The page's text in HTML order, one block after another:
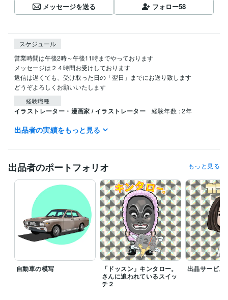
メッセージを送る フォロー58
スケジュール
営業時間は午後2時～午後11時までやっております
メッセージは２４時間お受けしております
返信は遅くても、受け取った日の「翌日」までにお送り致します
経験職種
イラストレーター・漫画家 / イラストレーター 経験年数 : 2年
受賞歴
普通自動車第一種運転免許 取得年 : 1993年
その他ツール
クリップスタジオペイント:8年
得意分野
イラスト作成・漫画制作 商用利用デフォルメ似顔絵作成いたします
アイコン SNS コミカル デフォルメ 似顔絵 グッズ販売 シール
出品者の実績をもっと見る
出品者のポートフォリオ もっと見る
自動車の模写
「ドッスン」キンタロー。
さんに追われているスイッ
チ２
出品サービス